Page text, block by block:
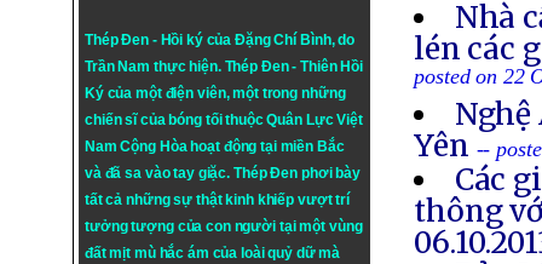
Thép Đen - Hồi ký của Đặng Chí Bình, do
Trần Nam thực hiện. Thép Đen- Thiên Hồi
Ký của một điện viên, một trong những
chiến sĩ của bóng tối thuộc Quân Lực Việt
Nam Cộng Hòa hoạt động tại miền Bắc
và đã sa vào tay giặc. Thép Đen phơi bày
tất cả những sự thật kinh khiếp vượt trí
tưởng tượng của con người tại một vùng
đất mịt mù hắc ám của loài quỷ dữ mà
Nhà
lén các
posted on 22
Nghệ
Yên --
Các
thông